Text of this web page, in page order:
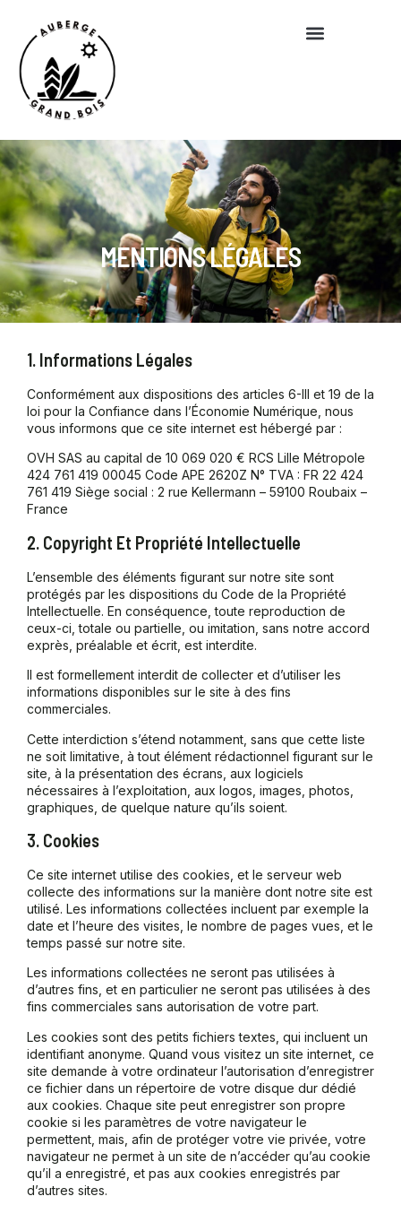
MENTIONS LÉGALES
1. Informations Légales
Conformément aux dispositions des articles 6-III et 19 de la
loi pour la Confiance dans l’Économie Numérique, nous
vous informons que ce site internet est hébergé par :
OVH SAS au capital de 10 069 020 € RCS Lille Métropole
424 761 419 00045 Code APE 2620Z N° TVA : FR 22 424
761 419 Siège social : 2 rue Kellermann – 59100 Roubaix –
France
2. Copyright Et Propriété Intellectuelle
L’ensemble des éléments figurant sur notre site sont
protégés par les dispositions du Code de la Propriété
Intellectuelle. En conséquence, toute reproduction de
ceux-ci, totale ou partielle, ou imitation, sans notre accord
exprès, préalable et écrit, est interdite.
Il est formellement interdit de collecter et d’utiliser les
informations disponibles sur le site à des fins
commerciales.
Cette interdiction s’étend notamment, sans que cette liste
ne soit limitative, à tout élément rédactionnel figurant sur le
site, à la présentation des écrans, aux logiciels
nécessaires à l’exploitation, aux logos, images, photos,
graphiques, de quelque nature qu’ils soient.
3. Cookies
Ce site internet utilise des cookies, et le serveur web
collecte des informations sur la manière dont notre site est
utilisé. Les informations collectées incluent par exemple la
date et l’heure des visites, le nombre de pages vues, et le
temps passé sur notre site.
Les informations collectées ne seront pas utilisées à
d’autres fins, et en particulier ne seront pas utilisées à des
fins commerciales sans autorisation de votre part.
Les cookies sont des petits fichiers textes, qui incluent un
identifiant anonyme. Quand vous visitez un site internet, ce
site demande à votre ordinateur l’autorisation d’enregistrer
ce fichier dans un répertoire de votre disque dur dédié
aux cookies. Chaque site peut enregistrer son propre
cookie si les paramètres de votre navigateur le
permettent, mais, afin de protéger votre vie privée, votre
navigateur ne permet à un site de n’accéder qu’au cookie
qu’il a enregistré, et pas aux cookies enregistrés par
d’autres sites.